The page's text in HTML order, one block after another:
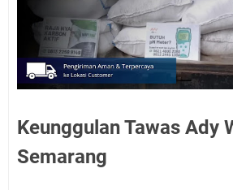
Keunggulan Tawas Ady
Semarang